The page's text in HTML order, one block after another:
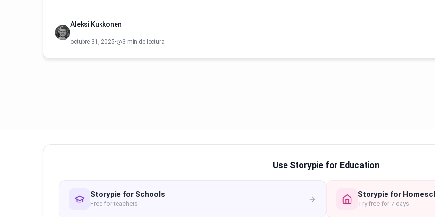
Aleksi Kukkonen
octubre 31, 2025• 3 min de lectura
Use Storypie for Education
Storypie for Schools
Free for teachers
Storypie for
Try free for 7 days